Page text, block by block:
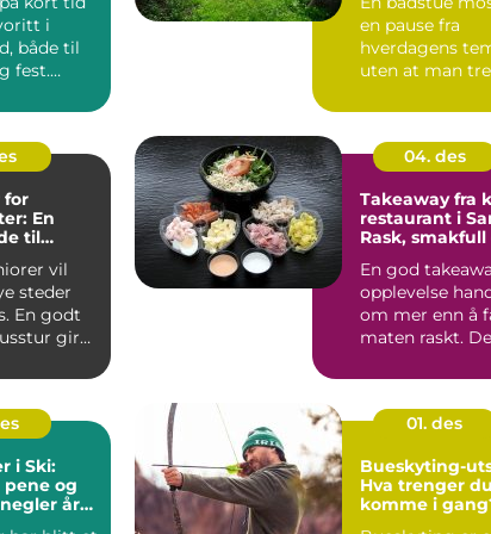
i
både til
fest.
en pause fra
hverdagens
uten at man
vannk...
for
En
til
vil
steder
En godt
gir
04. des
Takeaway fra
restaurant i
Rask, smakfull
Sotra
En god
opplevelse
om mer enn å
maten raskt.
i Ski:
pene og
året
01. des
Bueskyting-
Hva trenger
komme i